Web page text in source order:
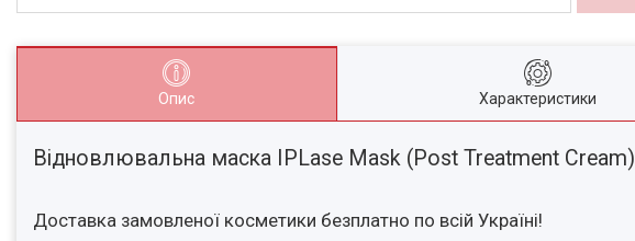
Опис Характеристики
Відновлювальна маска IPLase Mask (Post Treatment Cream)
Доставка замовленої косметики безплатно по всій Україні!